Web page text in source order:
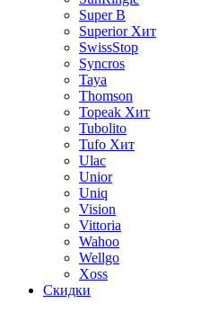
Super B
Superior Хит
SwissStop
Syncros
Taya
Thomson
Topeak Хит
Tubolito
Tufo Хит
Ulac
Unior
Uniq
Vision
Vittoria
Wahoo
Wellgo
Xoss
Скидки